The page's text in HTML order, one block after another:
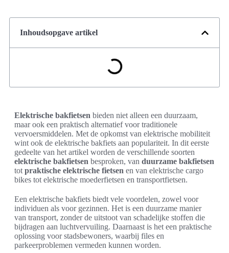
Inhoudsopgave artikel
Elektrische bakfietsen bieden niet alleen een duurzaam,
maar ook een praktisch alternatief voor traditionele
vervoersmiddelen. Met de opkomst van elektrische mobiliteit
wint ook de elektrische bakfiets aan populariteit. In dit eerste
gedeelte van het artikel worden de verschillende soorten
elektrische bakfietsen besproken, van duurzame bakfietsen
tot praktische elektrische fietsen en van elektrische cargo
bikes tot elektrische moederfietsen en transportfietsen.
Een elektrische bakfiets biedt vele voordelen, zowel voor
individuen als voor gezinnen. Het is een duurzame manier
van transport, zonder de uitstoot van schadelijke stoffen die
bijdragen aan luchtvervuiling. Daarnaast is het een praktische
oplossing voor stadsbewoners, waarbij files en
parkeerproblemen vermeden kunnen worden.